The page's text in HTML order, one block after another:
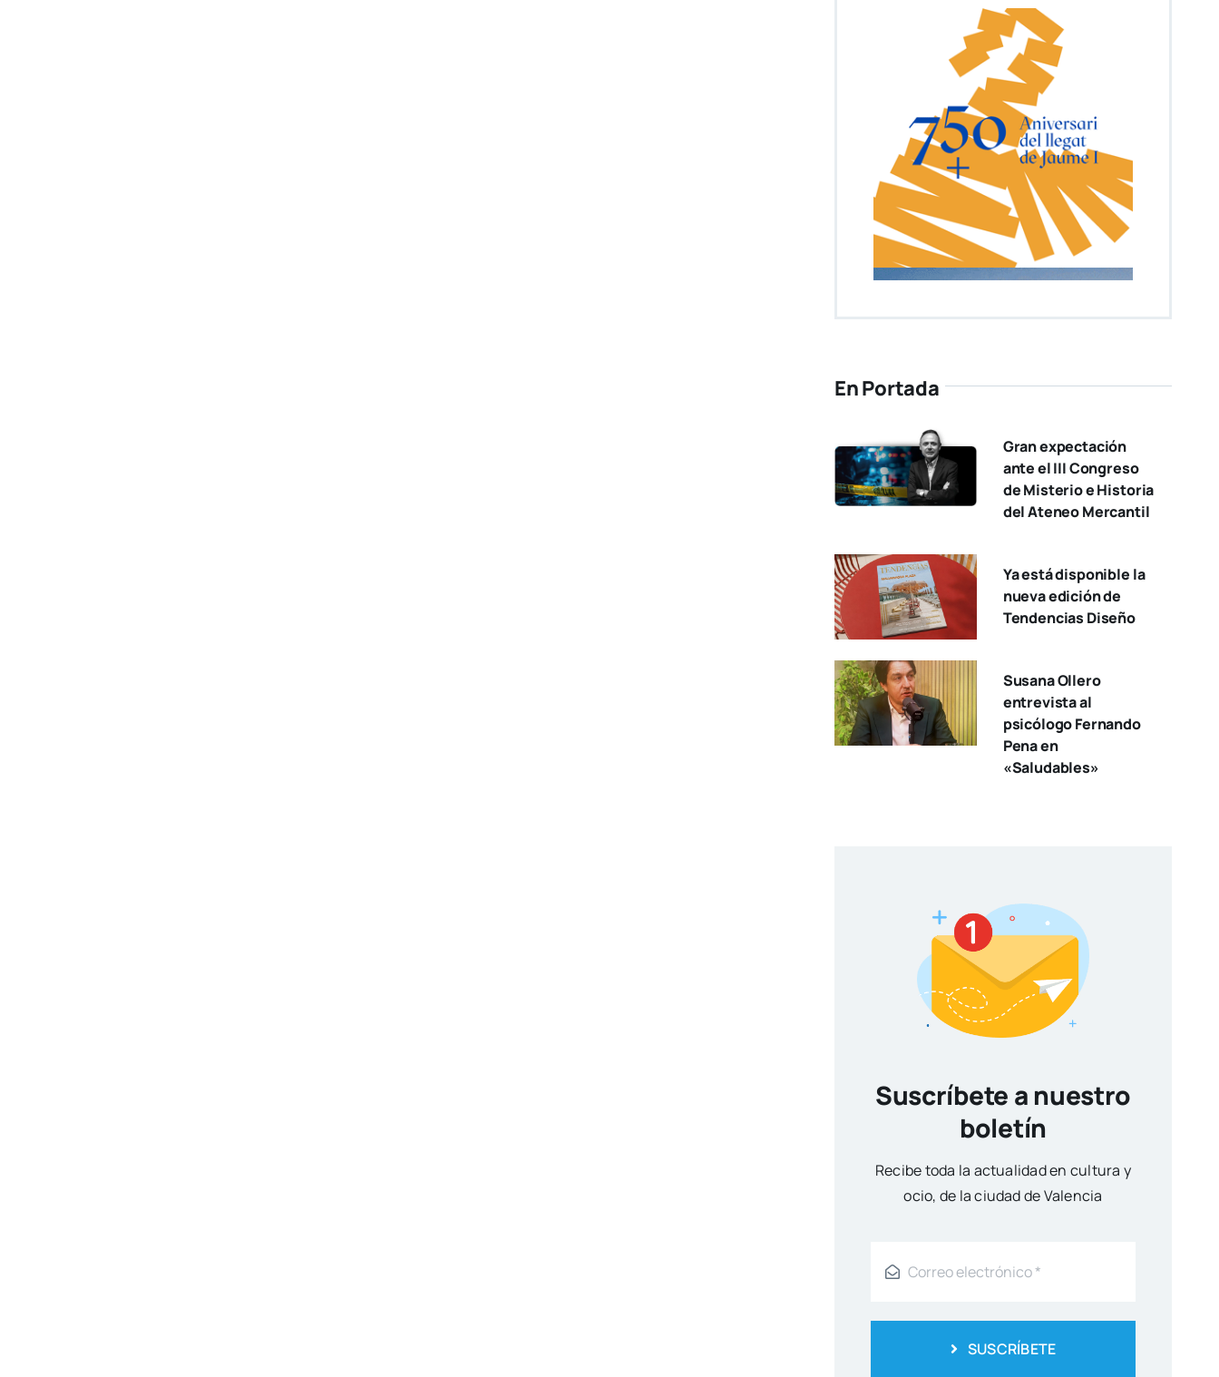
En Portada
Gran expectación
ante el III Congreso
de Misterio e Historia
del Ateneo Mercantil
Ya está disponible la
nueva edición de
Tendencias Diseño
Susana Ollero
entrevista al
psicólogo Fernando
Pena en
«Saludables»
Suscríbete a nuestro
boletín
Reci­be toda la actua­li­dad en cul­tu­ra y
ocio, de la ciu­dad de Valen­cia
SUSCRÍBETE